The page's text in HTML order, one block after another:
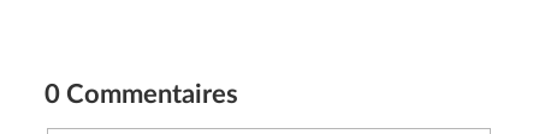
0 Commentaires